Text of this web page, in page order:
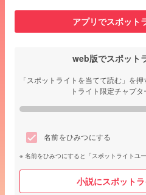
アプリでスポット
web版でスポット
「スポットライトを当てて読む」を
トライト限定チャプタ
名前をひみつにする
名前をひみつにすると「スポットライトユ
小説にスポット